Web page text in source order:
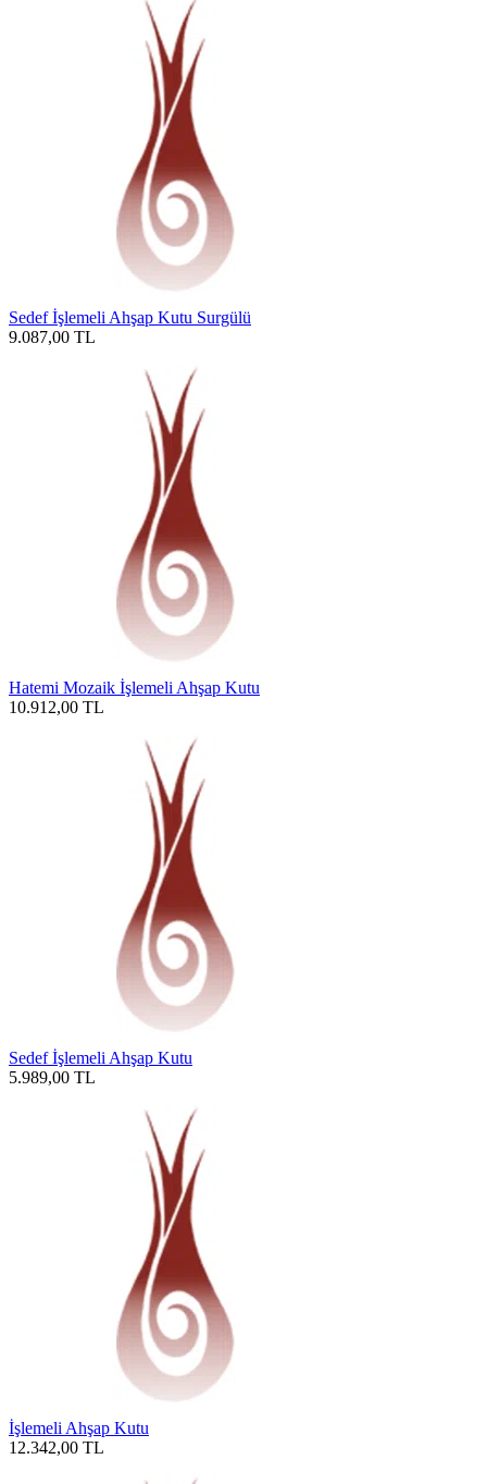
Sedef İşlemeli Ahşap Kutu Surgülü
9.087,00 TL
Hatemi Mozaik İşlemeli Ahşap Kutu
10.912,00 TL
Sedef İşlemeli Ahşap Kutu
5.989,00 TL
İşlemeli Ahşap Kutu
12.342,00 TL